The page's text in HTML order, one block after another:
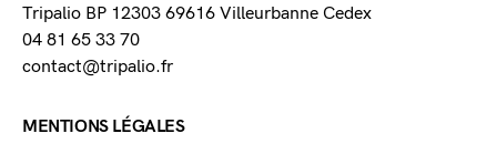
Tripalio BP 12303 69616 Villeurbanne Cedex
04 81 65 33 70
contact@tripalio.fr
MENTIONS LÉGALES